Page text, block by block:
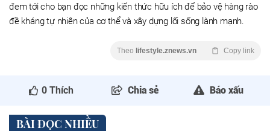
đem tới cho bạn đọc những kiến thức hữu ích để bảo vệ hàng rào
đề kháng tự nhiên của cơ thể và xây dựng lối sống lành mạnh.
Theo lifestyle.znews.vn Copy link
0 Thích Chia sẻ Báo xấu
BÀI ĐỌC NHIỀU